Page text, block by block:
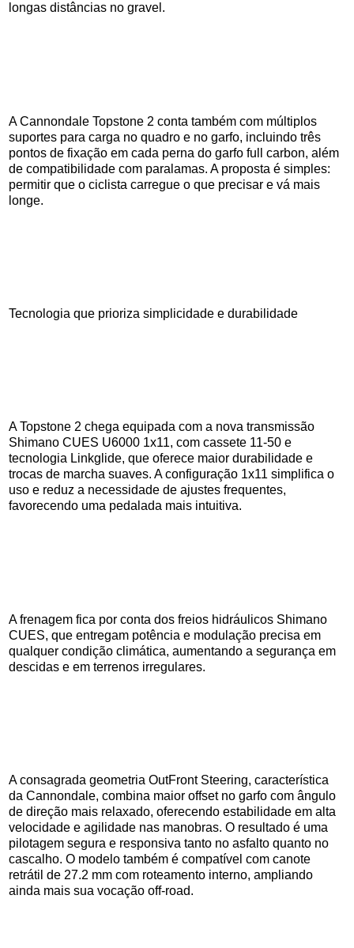
longas distâncias no gravel.
A Cannondale Topstone 2 conta também com múltiplos
suportes para carga no quadro e no garfo, incluindo três
pontos de fixação em cada perna do garfo full carbon, além
de compatibilidade com paralamas. A proposta é simples:
permitir que o ciclista carregue o que precisar e vá mais
longe.
Tecnologia que prioriza simplicidade e durabilidade
A Topstone 2 chega equipada com a nova transmissão
Shimano CUES U6000 1x11, com cassete 11-50 e
tecnologia Linkglide, que oferece maior durabilidade e
trocas de marcha suaves. A configuração 1x11 simplifica o
uso e reduz a necessidade de ajustes frequentes,
favorecendo uma pedalada mais intuitiva.
A frenagem fica por conta dos freios hidráulicos Shimano
CUES, que entregam potência e modulação precisa em
qualquer condição climática, aumentando a segurança em
descidas e em terrenos irregulares.
A consagrada geometria OutFront Steering, característica
da Cannondale, combina maior offset no garfo com ângulo
de direção mais relaxado, oferecendo estabilidade em alta
velocidade e agilidade nas manobras. O resultado é uma
pilotagem segura e responsiva tanto no asfalto quanto no
cascalho. O modelo também é compatível com canote
retrátil de 27.2 mm com roteamento interno, ampliando
ainda mais sua vocação off-road.